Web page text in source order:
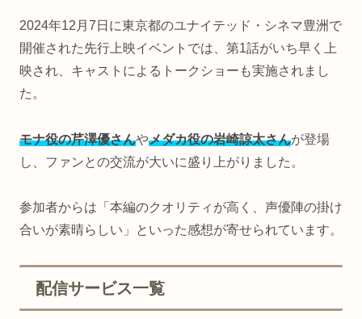
2024年12月7日に東京都のユナイテッド・シネマ豊洲で
開催された先行上映イベントでは、第1話がいち早く上
映され、キャストによるトークショーも実施されまし
た。
モナ役の芹澤優さんやメダカ役の岩崎諒太さんが登場
し、ファンとの交流が大いに盛り上がりました。
参加者からは「本編のクオリティが高く、声優陣の掛け
合いが素晴らしい」といった感想が寄せられています。
配信サービス一覧